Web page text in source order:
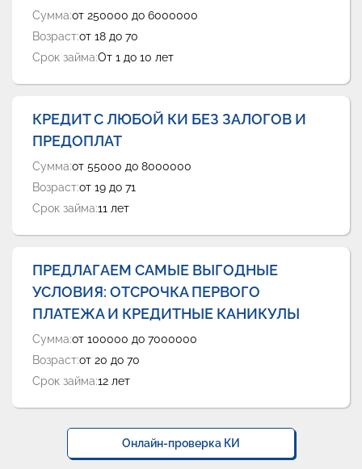
Сумма:от 250000 до 6000000
Возраст:от 18 до 70
Срок займа:От 1 до 10 лет
КРЕДИТ С ЛЮБОЙ КИ БЕЗ ЗАЛОГОВ И
ПРЕДОПЛАТ
Сумма:от 55000 до 8000000
Возраст:от 19 до 71
Срок займа:11 лет
ПРЕДЛАГАЕМ САМЫЕ ВЫГОДНЫЕ
УСЛОВИЯ: ОТСРОЧКА ПЕРВОГО
ПЛАТЕЖА И КРЕДИТНЫЕ КАНИКУЛЫ
Сумма:от 100000 до 7000000
Возраст:от 20 до 70
Срок займа:12 лет
Онлайн-проверка КИ